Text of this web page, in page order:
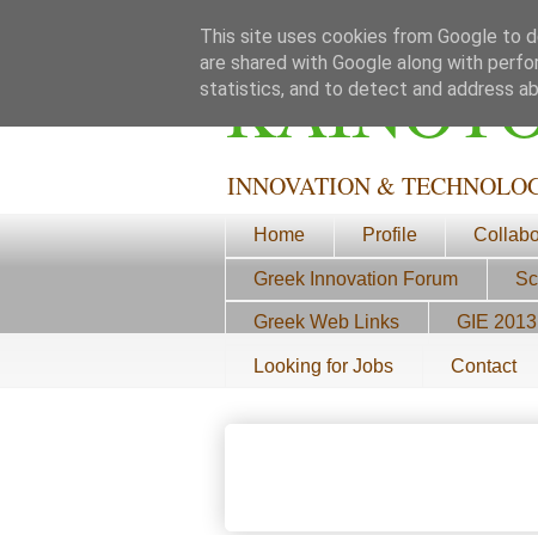
INNOVATION &
Home Profile
Greek Innovation Forum
Greek Web Links GIE 2013
Looking for Jobs Contact
This site uses cookies from Google to
are shared with Google along with
statistics, and to detect and address